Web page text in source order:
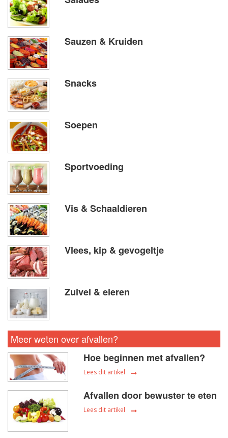
Sauzen & Kruiden
Snacks
Soepen
Sportvoeding
Vis & Schaaldieren
Vlees, kip & gevogeltje
Zuivel & eieren
Meer weten over afvallen?
Hoe beginnen met afvallen?
Lees dit artikel
Afvallen door bewuster te eten
Lees dit artikel